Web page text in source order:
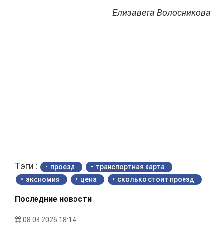
Елизавета Волосникова
Тэги : проезд
транспортная карта
экономия
цена сколько стоит проезд
Последние новости
08.08.2026 18:14